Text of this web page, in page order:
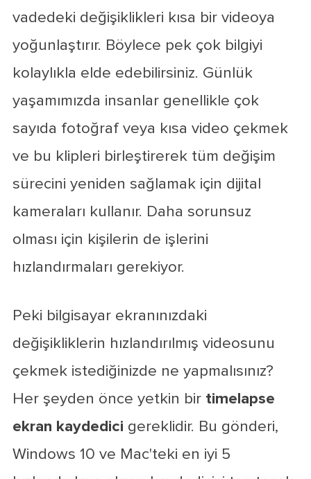
vadedeki değişiklikleri kısa bir videoya
yoğunlaştırır. Böylece pek çok bilgiyi
kolaylıkla elde edebilirsiniz. Günlük
yaşamımızda insanlar genellikle çok
sayıda fotoğraf veya kısa video çekmek
ve bu klipleri birleştirerek tüm değişim
sürecini yeniden sağlamak için dijital
kameraları kullanır. Daha sorunsuz
olması için kişilerin de işlerini
hızlandırmaları gerekiyor.
Peki bilgisayar ekranınızdaki
değişikliklerin hızlandırılmış videosunu
çekmek istediğinizde ne yapmalısınız?
Her şeyden önce yetkin bir timelapse
ekran kaydedici gereklidir. Bu gönderi,
Windows 10 ve Mac'teki en iyi 5